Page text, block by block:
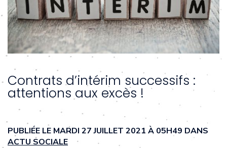
Contrats d’intérim successifs :
attentions aux excès !
PUBLIÉE LE MARDI 27 JUILLET 2021 À 05H49 DANS
ACTU SOCIALE